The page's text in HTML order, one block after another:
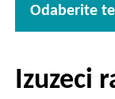
Odaberite
Izuzeci